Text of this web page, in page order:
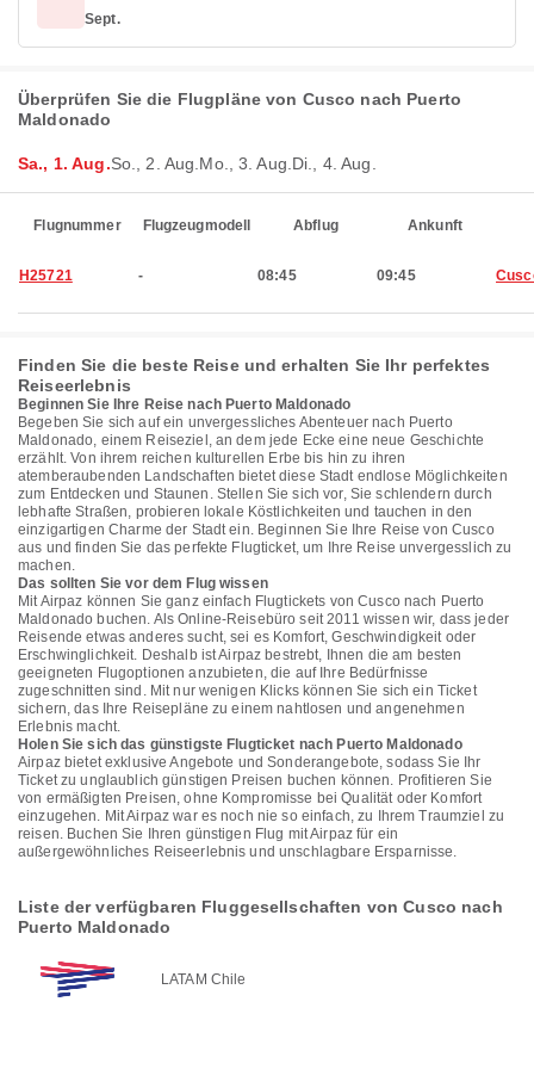
Sept.
Überprüfen Sie die Flugpläne von Cusco nach Puerto
Maldonado
Sa., 1. Aug.So., 2. Aug. Mo., 3. Aug. Di., 4. Aug.
Flugnummer Flugzeugmodell Abflug Ankunft
H25721 - 08:45 09:45
Finden Sie die beste Reise und erhalten Sie Ihr perfektes
Reiseerlebnis
Beginnen Sie Ihre Reise nach Puerto Maldonado
Begeben Sie sich auf ein unvergessliches Abenteuer nach Puerto
Maldonado, einem Reiseziel, an dem jede Ecke eine neue Geschichte
erzählt. Von ihrem reichen kulturellen Erbe bis hin zu ihren
atemberaubenden Landschaften bietet diese Stadt endlose Möglichkeiten
zum Entdecken und Staunen. Stellen Sie sich vor, Sie schlendern durch
lebhafte Straßen, probieren lokale Köstlichkeiten und tauchen in den
einzigartigen Charme der Stadt ein. Beginnen Sie Ihre Reise von Cusco
aus und finden Sie das perfekte Flugticket, um Ihre Reise unvergesslich zu
machen.
Das sollten Sie vor dem Flug wissen
Mit Airpaz können Sie ganz einfach Flugtickets von Cusco nach Puerto
Maldonado buchen. Als Online-Reisebüro seit 2011 wissen wir, dass jeder
Reisende etwas anderes sucht, sei es Komfort, Geschwindigkeit oder
Erschwinglichkeit. Deshalb ist Airpaz bestrebt, Ihnen die am besten
geeigneten Flugoptionen anzubieten, die auf Ihre Bedürfnisse
zugeschnitten sind. Mit nur wenigen Klicks können Sie sich ein Ticket
sichern, das Ihre Reisepläne zu einem nahtlosen und angenehmen
Erlebnis macht.
Holen Sie sich das günstigste Flugticket nach Puerto Maldonado
Airpaz bietet exklusive Angebote und Sonderangebote, sodass Sie Ihr
Ticket zu unglaublich günstigen Preisen buchen können. Profitieren Sie
von ermäßigten Preisen, ohne Kompromisse bei Qualität oder Komfort
einzugehen. Mit Airpaz war es noch nie so einfach, zu Ihrem Traumziel zu
reisen. Buchen Sie Ihren günstigen Flug mit Airpaz für ein
außergewöhnliches Reiseerlebnis und unschlagbare Ersparnisse.
Liste der verfügbaren Fluggesellschaften von Cusco nach
Puerto Maldonado
LATAM Chile